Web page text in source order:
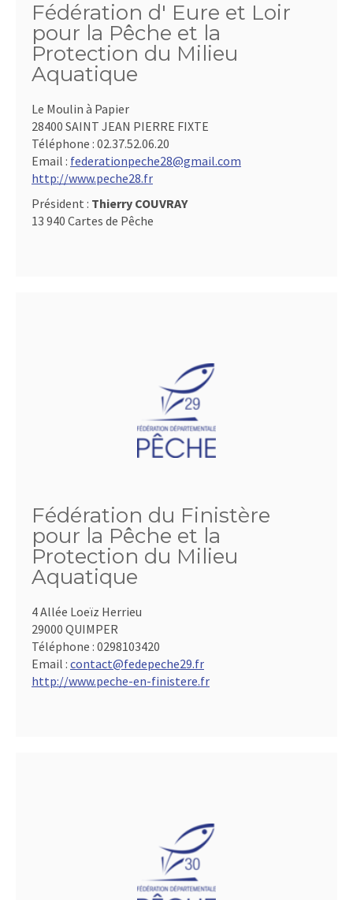
Fédération d' Eure et Loir
pour la Pêche et la
Protection du Milieu
Aquatique
Le Moulin à Papier
28400 SAINT JEAN PIERRE FIXTE
Téléphone : 02.37.52.06.20
Email : federationpeche28@gmail.com
http://www.peche28.fr
Président : Thierry COUVRAY
13 940 Cartes de Pêche
Fédération du Finistère
pour la Pêche et la
Protection du Milieu
Aquatique
4 Allée Loeïz Herrieu
29000 QUIMPER
Téléphone : 0298103420
Email : contact@fedepeche29.fr
http://www.peche-en-finistere.fr